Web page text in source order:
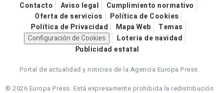
Contacto Aviso legal
Cumplimiento normativo
Oferta de servicios
Política de Cookies
Política de Privacidad
Mapa Web
Temas
Configuración de Cookies
Loteria de navidad
Publicidad estatal
Portal de actualidad y noticias de la Agencia Europa Press.
© 2026 Europa Press. Está expresamente prohibida la redistribución